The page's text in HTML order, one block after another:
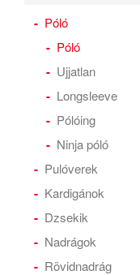
Póló
Póló
Ujjatlan
Longsleeve
Pólóing
Ninja póló
Pulóverek
Kardigánok
Dzsekik
Nadrágok
Rövidnadrág